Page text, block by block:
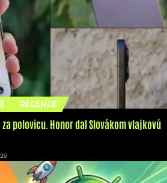
RECENZIE
polovicu. Honor dal Slovákom vlajkovú